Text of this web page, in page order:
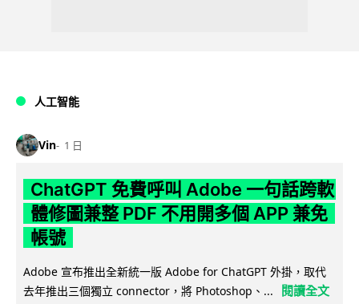
人工智能
Vin 1 日
ChatGPT 免費呼叫 Adobe 一句話跨軟
體修圖兼整 PDF 不用開多個 APP 兼免
帳號
Adobe 宣布推出全新統一版 Adobe for ChatGPT 外掛，取代
去年推出三個獨立 connector，將 Photoshop、...
閱讀全文